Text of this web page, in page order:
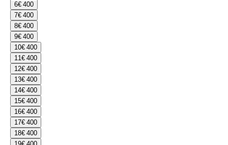
6€ 400
7€ 400
8€ 400
9€ 400
10€ 400
11€ 400
12€ 400
13€ 400
14€ 400
15€ 400
16€ 400
17€ 400
18€ 400